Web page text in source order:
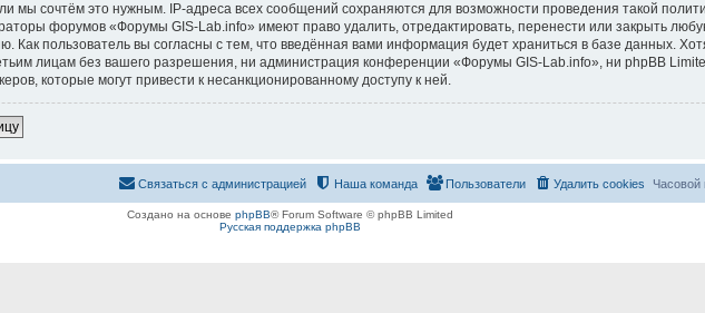
мы сочтём это нужным. IP-адреса всех сообщений сохраняются для возможности проведения такой
форумов «Форумы GIS-Lab.info» имеют право удалить, отредактировать, перенести или закрыть
Как пользователь вы согласны с тем, что введённая вами информация будет храниться в базе данных.
лицам без вашего разрешения, ни администрация конференции «Форумы GIS-Lab.info», ни phpBB
которые могут привести к несанкционированному доступу к ней.
Часовой
Удалить cookies
Пользователи
Наша команда
Связаться с администрацией
Создано на основе phpBB® Forum Software © phpBB Limited
Русская поддержка phpBB